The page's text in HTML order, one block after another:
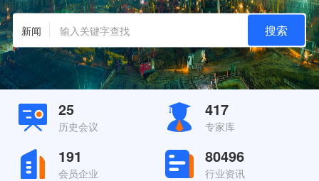
新闻 搜索
25
历史会议
417
专家库
191
会员企业
80496
行业资讯